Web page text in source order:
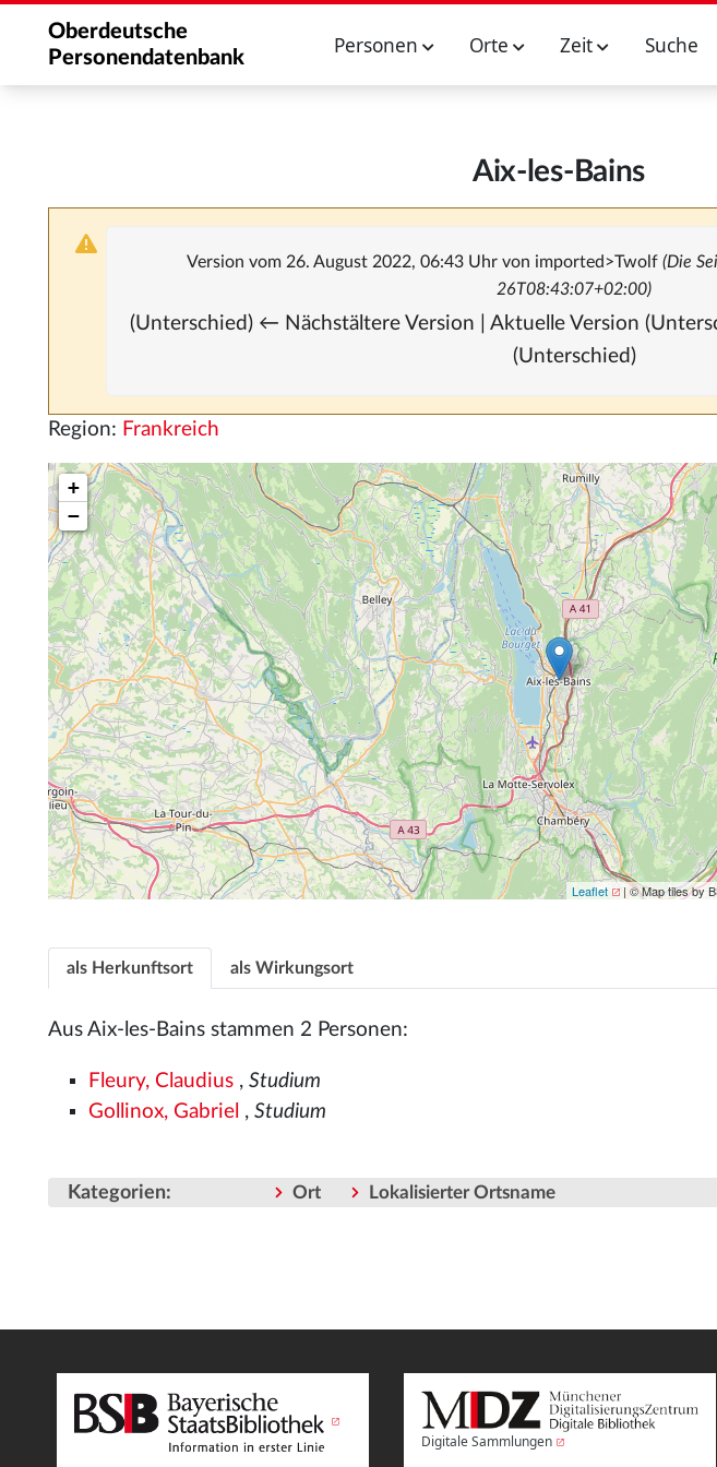
Oberdeutsche
Personendatenbank
Personen Orte Zeit Suche
Aix-les-Bains
Version vom 26. August 2022, 06:43 Uhr von imported>Twolf (Die
26T08:43:07+02:00)
(Unterschied) ← Nächstältere Version | Aktuelle Version
(Unterschied)
Region: Frankreich
+
−
Leaflet | © Map tiles by
als Herkunftsort als Wirkungsort
Aus Aix-les-Bains stammen 2 Personen:
Fleury, Claudius ,Studium
Gollinox, Gabriel ,Studium
Kategorien: Ort Lokalisierter Ortsname
Digitale Sammlungen